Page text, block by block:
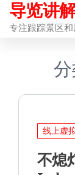
前
往
导览讲
专注跟踪景区
分
线上虚
不熄